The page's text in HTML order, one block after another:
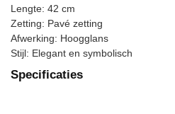
Lengte: 42 cm
Zetting: Pavé zetting
Afwerking: Hoogglans
Stijl: Elegant en symbolisch
Specificaties